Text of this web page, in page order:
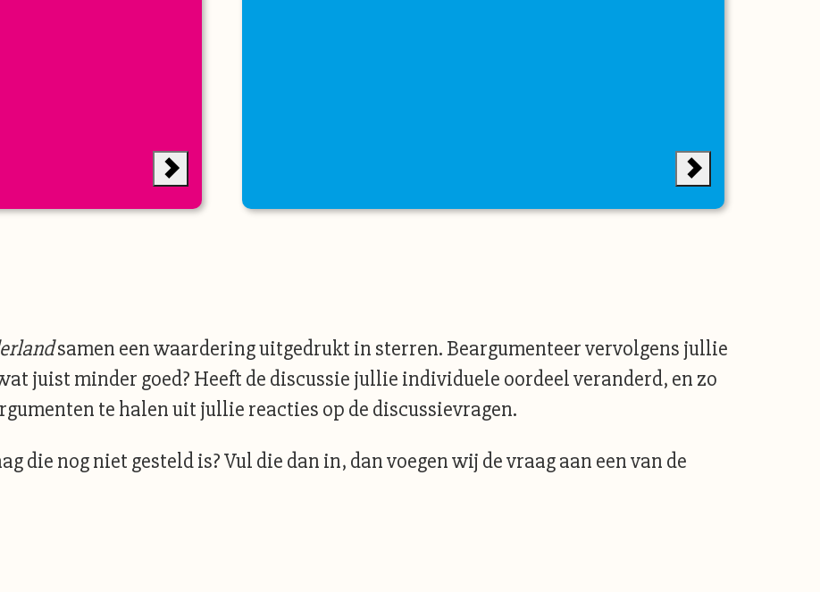
samen een waardering uitgedrukt in sterren. Beargumenteer vervolgens jullie
juist minder goed? Heeft de discussie jullie individuele oordeel veranderd, en zo
te halen uit jullie reacties op de discussievragen.
die nog niet gesteld is? Vul die dan in, dan voegen wij de vraag aan een van de